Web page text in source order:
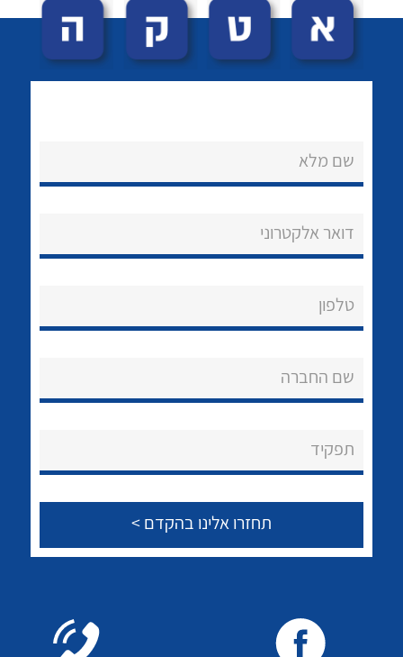
הצוות שלנו
שירותי תמיכה
לכל מוצרי היצרן לכל מוצרי היצרן
שם מלא
דואר אלקטרוני
טלפון
שם החברה
תפקיד